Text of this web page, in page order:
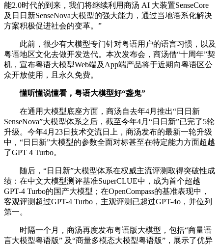
能2.0时代的到来，我们将继续利用商汤 AI 大装置SenseCore
及日日新SenseNova大模型的强大能力，通过当地语系化解决
方案积极促进社会的变革。”
此前，很少有大模型专门针对粤语用户的语言习惯，以及
粤语地区文化去做开发迭代。本次发布会，商汤借“十周年”契
机，宣布粤语大模型Web端及App端产品将于近期向粤语区公
众开放使用，且永久免费。
懂听懂说懂看，粤语大模型好“盏鬼”
在通用大模型底座方面，商汤自去年4月推出“日日新
SenseNova”大模型体系之后，截至今年4月“日日新”已完了5轮
升级。今年4月23日技术交流日上，商汤发布的最新一轮升级
中，“日日新”大模型的参数全面对标甚至在特定能力方面超越
了GPT 4 Turbo。
随后，“日日新”大模型体系在权威主流评测取得突破性成
绩：在中文大模型测评基准SuperCLUE中，成为首个超越
GPT-4 Turbo的国产大模型；在OpenCompass的基准表现中，
客观评测超过GPT-4 Turbo，主观评测已超过GPT-4o，并位列
第一。
时隔一个月，商汤再度发布粤语版大模型，包括“商量语
言大模型粤语版” 及“商量多模态大模型粤语版”，展示了优异